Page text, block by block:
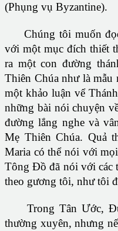
(Phụng vụ Byzantine).
Chúng tôi muốn đọc
với một mục đích thiết
ra một con đường
Thiên Chúa như là
một khảo luận vể
những bài nói chuyện
đường lắng nghe và
Mẹ Thiên Chúa. Quả
Maria có thể nói với
Tông Ðồ đã nói với các
theo gương tôi, như tôi
Trong Tân Ước,
thường xuyên, nhưng